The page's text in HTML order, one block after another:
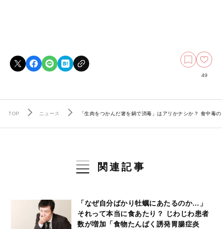
49
TOP ニュース 「生肉をつかんだ箸を鍋で消毒」はアリかナシか？ 食中毒
関連記事
「なぜ自分ばかり牡蠣にあたるのか…」
それって本当に食あたり？ じわじわ患者
数が増加「食物たんぱく誘発胃腸症炎